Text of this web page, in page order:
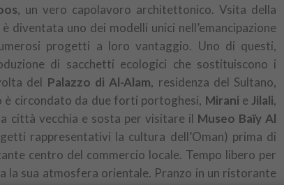
, un vero capolavoro architettonico. Vsita della
diventata uno dei modelli unici nell’emancipazione
progetti a loro vantaggio. Uno di questi,
di sacchetti ecologici che sostituiscono i
del Palazzo di Al-Alam, residenza del Sultano,
è circondato da due forti portoghesi, Mirani e Jilali,
città vecchia e sosta per visitare il Museo Baïy Al
rappresentativi la cultura dell’Oman) prima di
centro del commercio locale. Tempo libero per
la sua atmosfera orientale. Pranzo in un ristorante